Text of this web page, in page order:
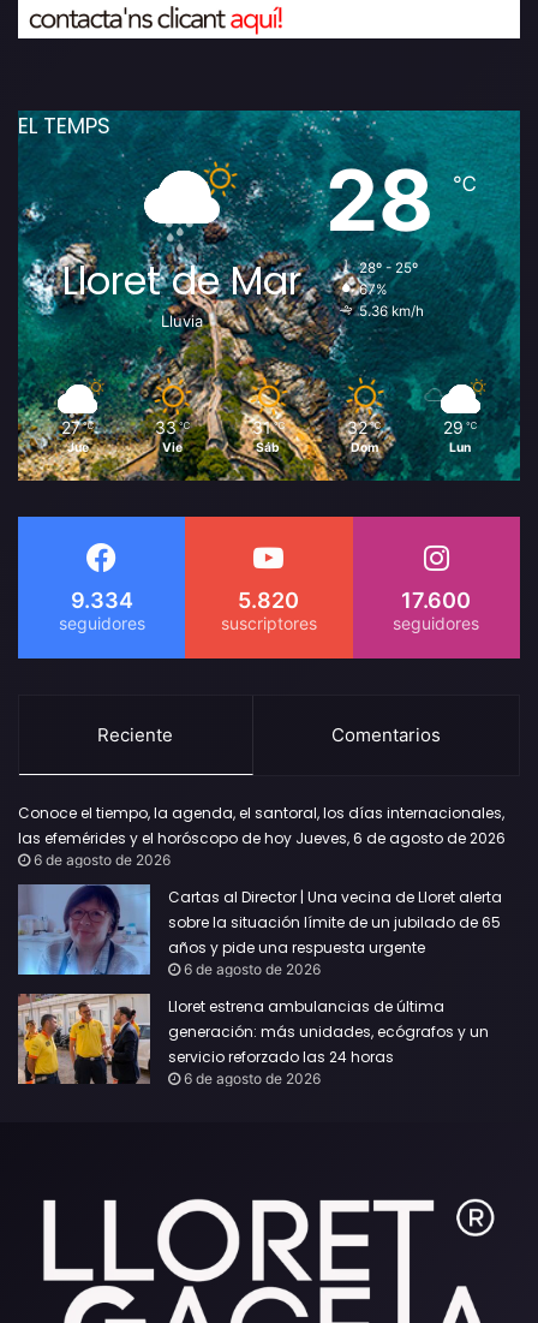
EL TEMPS
Lloret de Mar
Lluvia
28℃
28º - 25º
67%
5.36 km/h
27 ℃
Jue
33 ℃
Vie
31 ℃
Sáb
32 ℃
Dom
29 ℃
Lun
9.334 5.820 17.600
Reciente Comentarios
Conoce el tiempo, la agenda, el santoral, los días internacionales,
las efemérides y el horóscopo de hoy Jueves, 6 de agosto de 2026
6 de agosto de 2026
Cartas al Director | Una vecina de Lloret alerta
sobre la situación límite de un jubilado de 65
años y pide una respuesta urgente
6 de agosto de 2026
Lloret estrena ambulancias de última
generación: más unidades, ecógrafos y un
servicio reforzado las 24 horas
6 de agosto de 2026